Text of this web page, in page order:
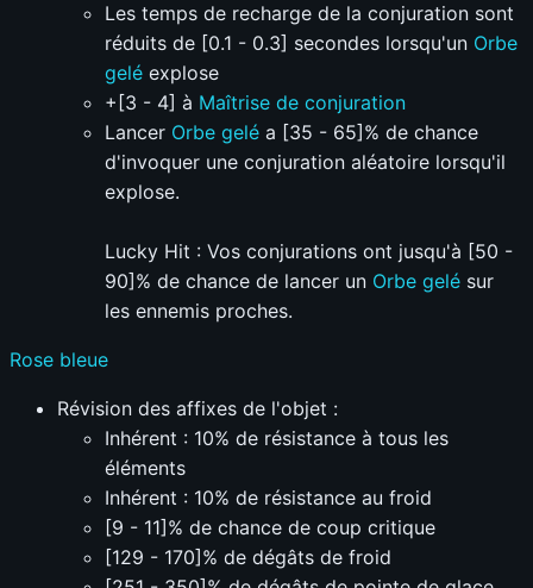
Les temps de recharge de la conjuration sont
réduits de [0.1 - 0.3] secondes lorsqu'un Orbe
gelé explose
+[3 - 4] à Maîtrise de conjuration
Lancer Orbe gelé a [35 - 65]% de chance
d'invoquer une conjuration aléatoire lorsqu'il
explose.
Lucky Hit : Vos conjurations ont jusqu'à [50 -
90]% de chance de lancer un Orbe gelé sur
les ennemis proches.
Rose bleue
Révision des affixes de l'objet :
Inhérent : 10% de résistance à tous les
éléments
Inhérent : 10% de résistance au froid
[9 - 11]% de chance de coup critique
[129 - 170]% de dégâts de froid